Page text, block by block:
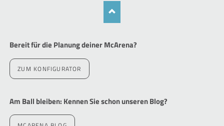
Bereit für die Planung deiner McArena?
ZUM KONFIGURATOR
Am Ball bleiben: Kennen Sie schon unseren Blog?